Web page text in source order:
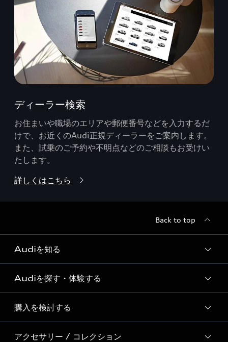
ディーラー検索
お住まいや職場のエリアや郵便番号などを入力するだ
けで、お近くのAudi正規ディーラーをご案内します。
また、試乗のご予約や不明点などのご相談もお受けい
たします。
詳しくはこちら
Back to top
Audiを知る
Audi ブランド
Story of Progress
Audi Sport
Audiを探す・体験する
ディーラー検索
新車在庫検索
購入を検討する
モデル一覧
アクセサリー / コレクション